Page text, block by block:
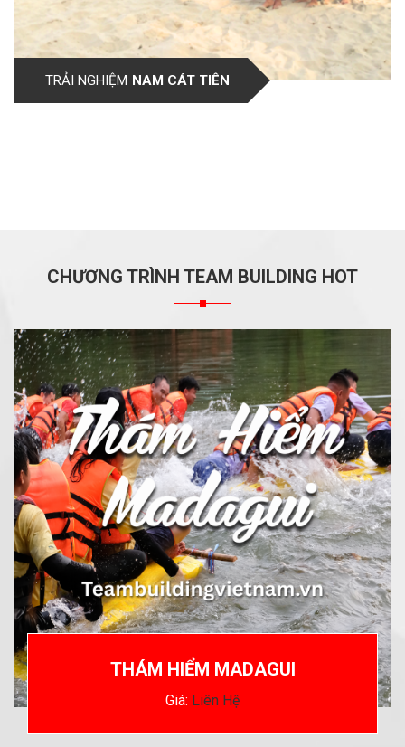
TRẢI NGHIỆM NAM CÁT TIÊN
CHƯƠNG TRÌNH TEAM BUILDING HOT
THÁM HIỂM MADAGUI
Giá: Liên Hệ